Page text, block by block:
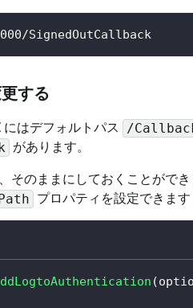
SignedOutCallback
する
にはデフォルトパス /
があります。
そのままにしておくことができ
プロパティを設定できます
(